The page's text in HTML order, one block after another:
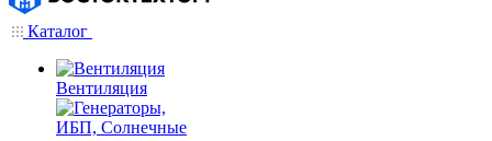
Каталог
Вентиляция